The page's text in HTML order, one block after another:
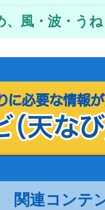
、風・波・う
関連コンテ